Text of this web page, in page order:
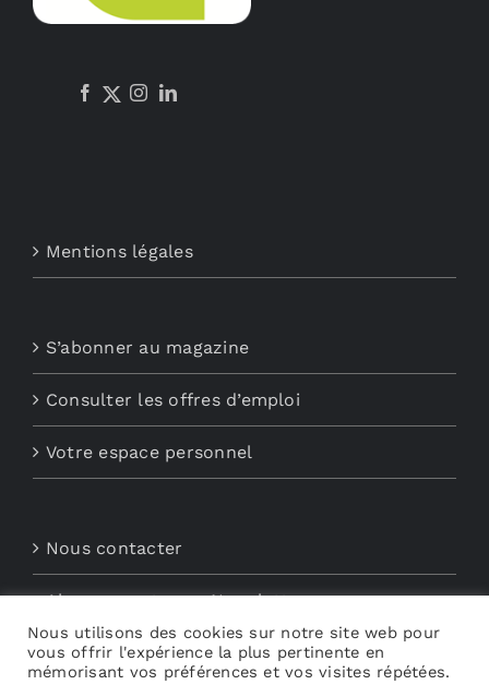
Mentions légales
S’abonner au magazine
Consulter les offres d’emploi
Votre espace personnel
Nous contacter
Abonnements aux Newsletters
Découvrez My Audio
Nous utilisons des cookies sur notre site web pour
vous offrir l'expérience la plus pertinente en
mémorisant vos préférences et vos visites répétées.